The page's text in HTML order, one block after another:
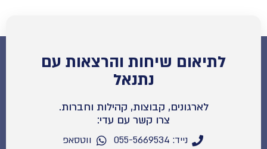
לתיאום שיחות והרצאות עם
נתנאל
לארגונים, קבוצות, קהילות וחברות.
צרו קשר עם עדי:
נייד: 055-5669534
ווטסאפ